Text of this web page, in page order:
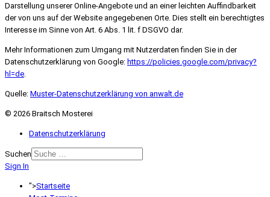
Darstellung unserer Online-Angebote und an einer leichten Auffindbarkeit
der von uns auf der Website angegebenen Orte. Dies stellt ein berechtigtes
Interesse im Sinne von Art. 6 Abs. 1 lit. f DSGVO dar.
Mehr Informationen zum Umgang mit Nutzerdaten finden Sie in der
Datenschutzerklärung von Google: https://policies.google.com/privacy?
hl=de
Quelle: Muster-Datenschutzerklärung von anwalt.de
© 2026 Braitsch Mosterei
Datenschutzerklärung
Suchen
Sign In
">Startseite